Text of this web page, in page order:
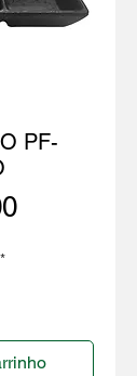
PF-
Preço
*